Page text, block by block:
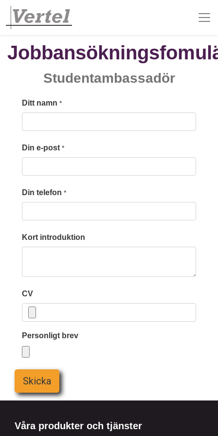
Studentambassadör
Ditt namn *
Din e-post *
Din telefon *
Kort introduktion
CV
Personligt brev
Skicka
Våra produkter och tjänster